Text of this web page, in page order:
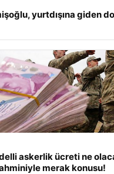
yurtdışına giden
askerlik ücreti ne
merak konusu!